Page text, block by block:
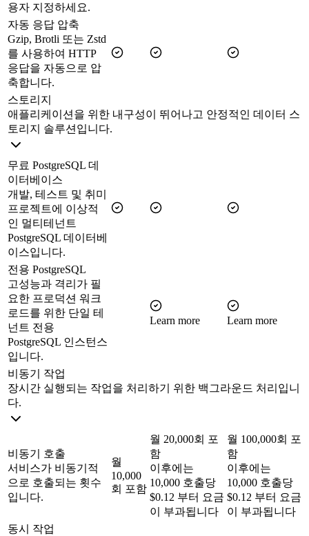
용자 지정하세요.
자동 응답 압축
Gzip, Brotli 또는 Zstd
를 사용하여 HTTP
응답을 자동으로 압
축합니다.
스토리지
애플리케이션을 위한 내구성이 뛰어나고 안정적인 데이터 스
토리지 솔루션입니다.
무료 PostgreSQL 데
이터베이스
개발, 테스트 및 취미
프로젝트에 이상적
인 멀티테넌트
PostgreSQL 데이터베
이스입니다.
전용 PostgreSQL
고성능과 격리가 필
요한 프로덕션 워크
로드를 위한 단일 테
넌트 전용
PostgreSQL 인스턴스
입니다.
Learn more Learn more
비동기 작업
장시간 실행되는 작업을 처리하기 위한 백그라운드 처리입니
다.
비동기 호출
서비스가 비동기적
으로 호출되는 횟수
입니다.
월
10,000
회 포함
월 20,000회 포
함
이후에는
10,000 호출당
$0.12 부터 요금
이 부과됩니다
월 100,000회 포
함
이후에는
10,000 호출당
$0.12 부터 요금
이 부과됩니다
동시 작업